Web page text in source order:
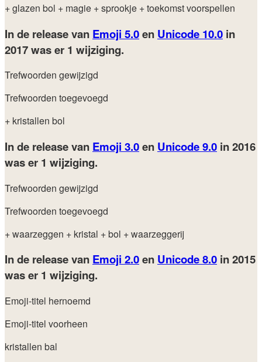
+ glazen bol + magie + sprookje + toekomst voorspellen
In de release van Emoji 5.0en Unicode 10.0 in
2017was er 1 wijziging.
Trefwoorden gewijzigd
Trefwoorden toegevoegd
+ kristallen bol
In de release van Emoji 3.0en Unicode 9.0 in 2016
was er 1 wijziging.
Trefwoorden gewijzigd
Trefwoorden toegevoegd
+ waarzeggen + kristal + bol + waarzeggerij
In de release van Emoji 2.0en Unicode 8.0 in 2015
was er 1 wijziging.
Emoji-titel hernoemd
Emoji-titel voorheen
kristallen bal